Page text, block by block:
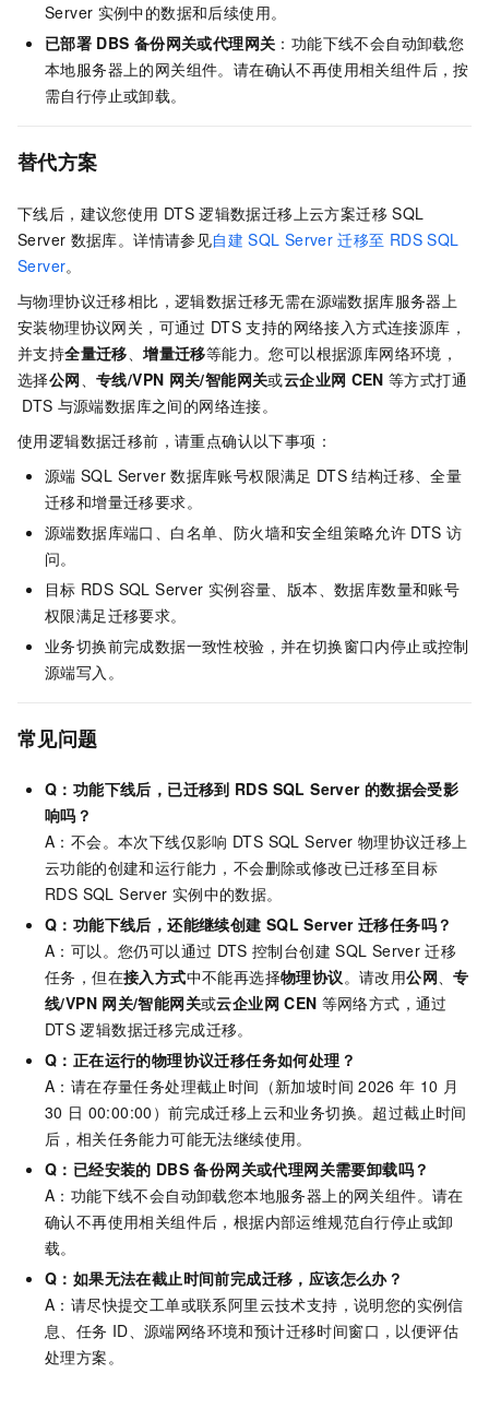
Server 实例中的数据和后续使用。
已部署 DBS 备份网关或代理网关 ：功能下线不会自动卸载您
本地服务器上的网关组件。请在确认不再使用相关组件后，按
需自行停止或卸载。
替代方案
下线后，建议您使用 DTS 逻辑数据迁移上云方案迁移 SQL
Server 数据库。详情请参见自建 SQL Server 迁移至 RDS SQL
Server。
与物理协议迁移相比，逻辑数据迁移无需在源端数据库服务器上
安装物理协议网关，可通过 DTS 支持的网络接入方式连接源库，
并支持全量迁移 、增量迁移等能力。您可以根据源库网络环境，
选择公网 、专线/VPN 网关/智能网关或云企业网 CEN 等方式打通
DTS 与源端数据库之间的网络连接。
使用逻辑数据迁移前，请重点确认以下事项：
源端 SQL Server 数据库账号权限满足 DTS 结构迁移、全量
迁移和增量迁移要求。
源端数据库端口、白名单、防火墙和安全组策略允许 DTS 访
问。
目标 RDS SQL Server 实例容量、版本、数据库数量和账号
权限满足迁移要求。
业务切换前完成数据一致性校验，并在切换窗口内停止或控制
源端写入。
常见问题
Q：功能下线后，已迁移到 RDS SQL Server 的数据会受影
响吗？
A：不会。本次下线仅影响 DTS SQL Server 物理协议迁移上
云功能的创建和运行能力，不会删除或修改已迁移至目标
RDS SQL Server 实例中的数据。
Q：功能下线后，还能继续创建 SQL Server 迁移任务吗？
A：可以。您仍可以通过 DTS 控制台创建 SQL Server 迁移
任务，但在接入方式中不能再选择物理协议 。请改用公网 、专
线/VPN 网关/智能网关或云企业网 CEN 等网络方式，通过
DTS 逻辑数据迁移完成迁移。
Q：正在运行的物理协议迁移任务如何处理？
A：请在存量任务处理截止时间（新加坡时间 2026 年 10 月
30 日 00:00:00 ）前完成迁移上云和业务切换。超过截止时间
后，相关任务能力可能无法继续使用。
Q：已经安装的 DBS 备份网关或代理网关需要卸载吗？
A：功能下线不会自动卸载您本地服务器上的网关组件。请在
确认不再使用相关组件后，根据内部运维规范自行停止或卸
载。
Q：如果无法在截止时间前完成迁移，应该怎么办？
A：请尽快提交工单或联系阿里云技术支持，说明您的实例信
息、任务 ID、源端网络环境和预计迁移时间窗口，以便评估
处理方案。